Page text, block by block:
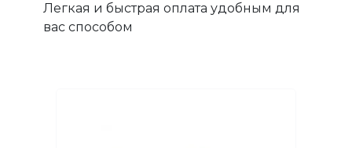
Легкая и быстрая оплата удобным для
вас способом